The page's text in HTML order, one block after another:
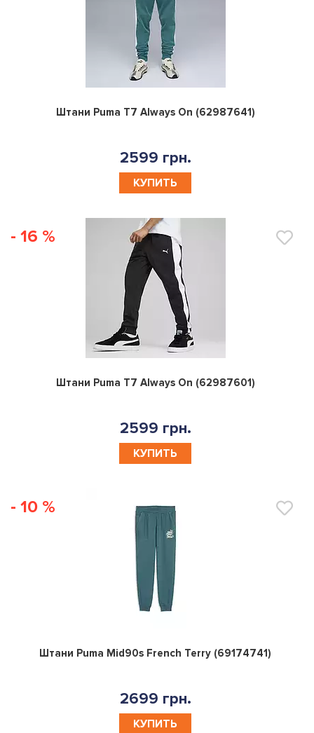
0
Штани Puma T7 Always On (62987641)
2599 грн.
КУПИТЬ
- 16 %
0
Штани Puma T7 Always On (62987601)
2599 грн.
КУПИТЬ
- 10 %
0
Штани Puma Mid90s French Terry (69174741)
2699 грн.
КУПИТЬ